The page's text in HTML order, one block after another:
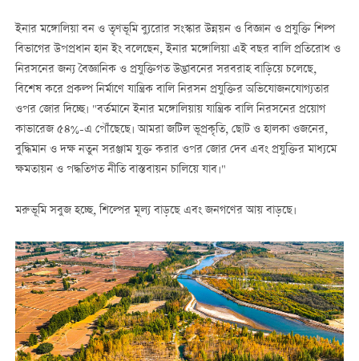
ইনার মঙ্গোলিয়া বন ও তৃণভূমি ব্যুরোর সংস্কার উন্নয়ন ও বিজ্ঞান ও প্রযুক্তি শিল্প
বিভাগের উপপ্রধান হান ইং বলেছেন, ইনার মঙ্গোলিয়া এই বছর বালি প্রতিরোধ ও
নিরসনের জন্য বৈজ্ঞানিক ও প্রযুক্তিগত উদ্ভাবনের সরবরাহ বাড়িয়ে চলেছে,
বিশেষ করে প্রকল্প নির্মাণে যান্ত্রিক বালি নিরসন প্রযুক্তির অভিযোজনযোগ্যতার
ওপর জোর দিচ্ছে। "বর্তমানে ইনার মঙ্গোলিয়ায় যান্ত্রিক বালি নিরসনের প্রয়োগ
কাভারেজ ৫৪%-এ পৌঁছেছে। আমরা জটিল ভূপ্রকৃতি, ছোট ও হালকা ওজনের,
বুদ্ধিমান ও দক্ষ নতুন সরঞ্জাম যুক্ত করার ওপর জোর দেব এবং প্রযুক্তির মাধ্যমে
ক্ষমতায়ন ও পদ্ধতিগত নীতি বাস্তবায়ন চালিয়ে যাব।"
মরুভূমি সবুজ হচ্ছে, শিল্পের মূল্য বাড়ছে এবং জনগণের আয় বাড়ছে।